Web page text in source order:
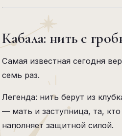
Кабала: нить с
Самая известная сегодня
семь раз.
Легенда: нить берут из
— мать и заступница, та,
наполняет защитной силой.